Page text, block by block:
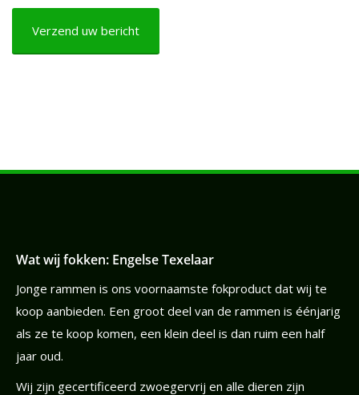
Wat wij fokken: Engelse Texelaar
Jonge rammen is ons voornaamste fokproduct dat wij te
koop aanbieden. Een groot deel van de rammen is éénjarig
als ze te koop komen, een klein deel is dan ruim een half
jaar oud.
Wij zijn gecertificeerd zwoegervrij en alle dieren zijn